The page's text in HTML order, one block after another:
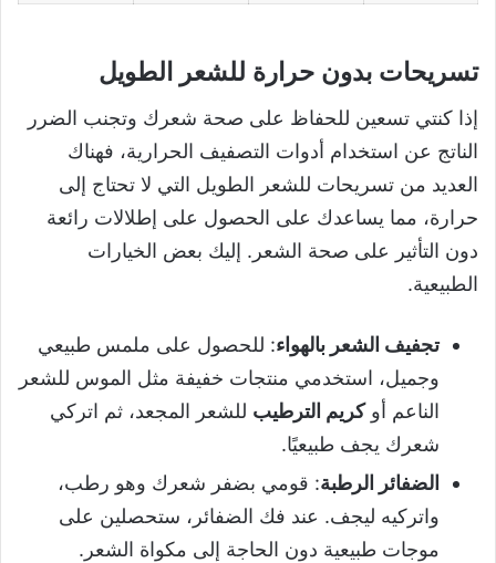
تسريحات بدون حرارة للشعر الطويل
إذا كنتي تسعين للحفاظ على صحة شعرك وتجنب الضرر
الناتج عن استخدام أدوات التصفيف الحرارية، فهناك
العديد من تسريحات للشعر الطويل التي لا تحتاج إلى
حرارة، مما يساعدك على الحصول على إطلالات رائعة
دون التأثير على صحة الشعر. إليك بعض الخيارات
الطبيعية.
تجفيف الشعر بالهواء: للحصول على ملمس طبيعي
وجميل، استخدمي منتجات خفيفة مثل الموس للشعر
الناعم أوكريم الترطيب للشعر المجعد، ثم اتركي
شعرك يجف طبيعيًا.
الضفائر الرطبة: قومي بضفر شعرك وهو رطب،
واتركيه ليجف. عند فك الضفائر، ستحصلين على
موجات طبيعية دون الحاجة إلى مكواة الشعر.